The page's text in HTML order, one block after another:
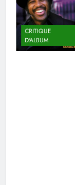
CRITIQUE
D'ALBUM